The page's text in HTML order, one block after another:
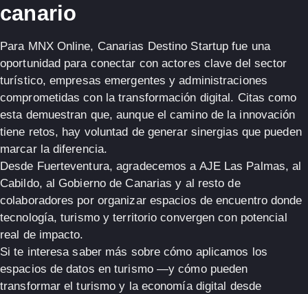
canario
Para MNX Online, Canarias Destino Startup fue una
oportunidad para conectar con actores clave del sector
turístico, empresas emergentes y administraciones
comprometidas con la transformación digital. Citas como
esta demuestran que, aunque el camino de la innovación
tiene retos, hay voluntad de generar sinergias que pueden
marcar la diferencia.
Desde Fuerteventura, agradecemos a AJE Las Palmas, al
Cabildo, al Gobierno de Canarias y al resto de
colaboradores por organizar espacios de encuentro donde
tecnología, turismo y territorio convergen con potencial
real de impacto.
Si te interesa saber más sobre cómo aplicamos los
espacios de datos en turismo —y cómo pueden
transformar el turismo y la economía digital desde